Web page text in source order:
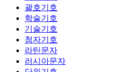
괄호기호
학술기호
기술기호
첨자기호
라틴문자
러시아문자